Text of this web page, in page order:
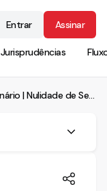
Jurisprudências
Entrar Assinar
[Modelo] de Recurso Ordinário | Nulidade de Sentença e Adicionais de Insalubridade e Periculosidade